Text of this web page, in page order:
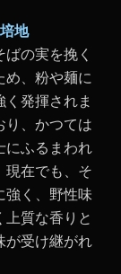
地
の実を挽く
め、粉や麺に
発揮されま
り、かつては
にふるまわれ
現在でも、そ
強く、野性味
質な香りと
が受け継がれ